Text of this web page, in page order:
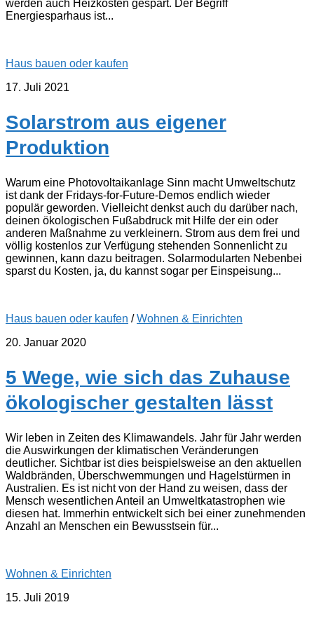
werden auch Heizkosten gespart. Der Begriff
Energiesparhaus ist...
Haus bauen oder kaufen
17. Juli 2021
Solarstrom aus eigener
Produktion
Warum eine Photovoltaikanlage Sinn macht Umweltschutz
ist dank der Fridays-for-Future-Demos endlich wieder
populär geworden. Vielleicht denkst auch du darüber nach,
deinen ökologischen Fußabdruck mit Hilfe der ein oder
anderen Maßnahme zu verkleinern. Strom aus dem frei und
völlig kostenlos zur Verfügung stehenden Sonnenlicht zu
gewinnen, kann dazu beitragen. Solarmodularten Nebenbei
sparst du Kosten, ja, du kannst sogar per Einspeisung...
Haus bauen oder kaufen /Wohnen & Einrichten
20. Januar 2020
5 Wege, wie sich das Zuhause
ökologischer gestalten lässt
Wir leben in Zeiten des Klimawandels. Jahr für Jahr werden
die Auswirkungen der klimatischen Veränderungen
deutlicher. Sichtbar ist dies beispielsweise an den aktuellen
Waldbränden, Überschwemmungen und Hagelstürmen in
Australien. Es ist nicht von der Hand zu weisen, dass der
Mensch wesentlichen Anteil an Umweltkatastrophen wie
diesen hat. Immerhin entwickelt sich bei einer zunehmenden
Anzahl an Menschen ein Bewusstsein für...
Wohnen & Einrichten
15. Juli 2019